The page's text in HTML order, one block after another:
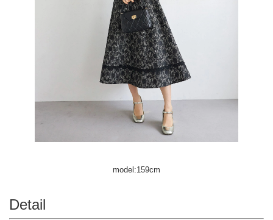
model:159cm
Detail